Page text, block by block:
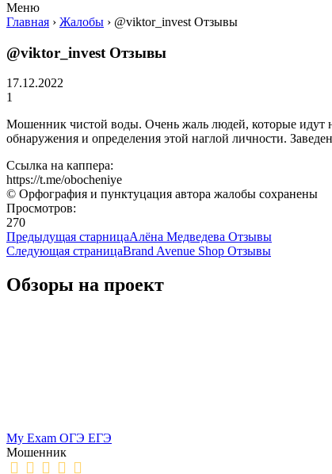
Меню
Главная › Жалобы › @viktor_invest Отзывы
@viktor_invest Отзывы
17.12.2022
1
Мошенник чистой воды. Очень жаль людей, которые идут
обнаружения и определения этой наглой личности.
Ссылка на каппера:
https://t.me/obocheniye
© Орфография и пунктуцация автора жалобы сохранены
Просмотров:
270
Предыдущая старницаАлёна Медведева Отзывы
Следующая страницаBrand Avenue Shop Отзывы
Обзоры на проект
My Exam ОГЭ ЕГЭ
Мошенник